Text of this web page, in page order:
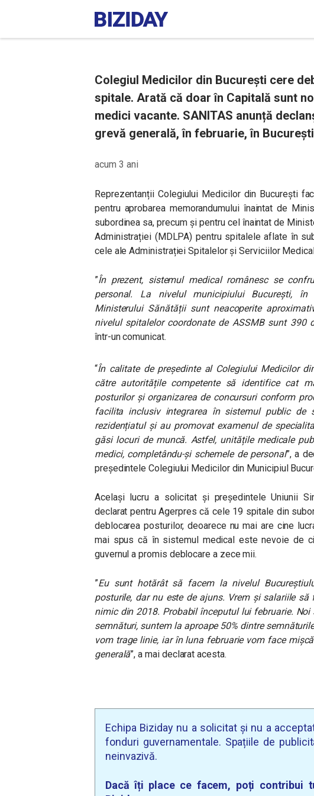
Colegiul Medicilor din București cere
spitale. Arată că doar în Capitală sunt
medici vacante. SANITAS anunță
grevă generală, în februarie, în
acum 3 ani
Reprezentanții Colegiului Medicilor din București
pentru aprobarea memorandumului înaintat de
subordinea sa, precum și pentru cel înaintat de
Administrației (MDLPA) pentru spitalele aflate în
cele ale Administrației Spitalelor și Serviciilor
”În prezent, sistemul medical românesc se
personal. La nivelul municipiului București,
Ministerului Sănătății sunt neacoperite
nivelul spitalelor coordonate de ASSMB sunt 390
într-un comunicat.
“În calitate de președinte al Colegiului Medicilor
către autoritățile competente să identifice cat
posturilor și organizarea de concursuri conform
facilita inclusiv integrarea în sistemul public de
rezidențiatul și au promovat examenul de
găsi locuri de muncă. Astfel, unitățile medicale
medici, completându-și schemele de personal”, a
președintele Colegiului Medicilor din Municipiul
Același lucru a solicitat și preşedintele Uniunii
declarat pentru Agerpres că cele 19 spitale din
deblocarea posturilor, deoarece nu mai are cine
mai spus că în sistemul medical este nevoie de
guvernul a promis deblocare a zece mii.
”Eu sunt hotărât să facem la nivelul
posturile, dar nu este de ajuns. Vrem și salariile
nimic din 2018. Probabil începutul lui februarie.
semnături, suntem la aproape 50% dintre
vom trage linie, iar în luna februarie vom face
generală”, a mai declarat acesta.
Echipa Biziday nu a solicitat și nu a
fonduri guvernamentale. Spațiile de
neinvazivă.
Dacă îți place ce facem, poți contribui